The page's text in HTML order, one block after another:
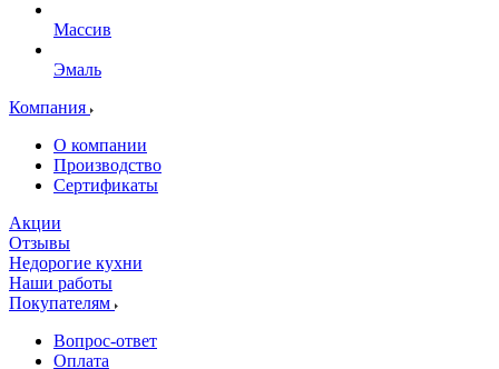
Массив
Эмаль
Компания
О компании
Производство
Сертификаты
Акции
Отзывы
Недорогие кухни
Наши работы
Покупателям
Вопрос-ответ
Оплата